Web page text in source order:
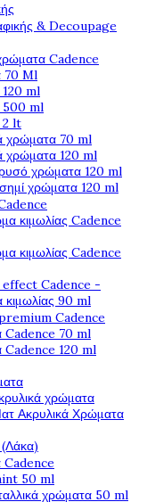
& Decoupage
Cadence
70 Ml
120 ml
500 ml
2 lt
χρώματα 70 ml
χρώματα 120 ml
χρώματα 120 ml
χρώματα 120 ml
κιμωλίας Cadence
κιμωλίας Cadence
Cadence -
κιμωλίας 90 ml
Cadence
Cadence 70 ml
Cadence 120 ml
χρώματα
Ακρυλικά Χρώματα
Cadence
50 ml
χρώματα 50 ml